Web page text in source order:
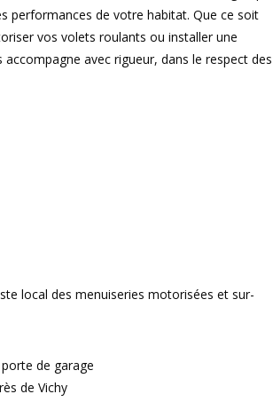
performances de votre habitat. Que ce soit
vos volets roulants ou installer une
accompagne avec rigueur, dans le respect des
local des menuiseries motorisées et sur-